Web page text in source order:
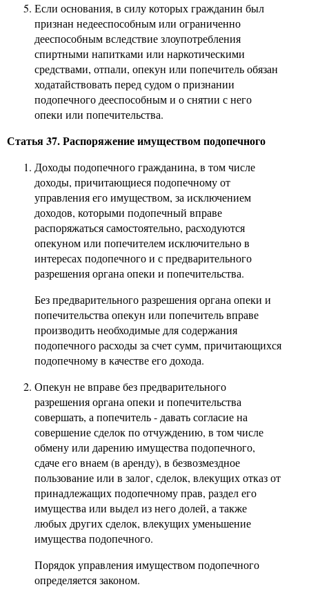
Если основания, в силу которых гражданин был
признан недееспособным или ограниченно
дееспособным вследствие злоупотребления
спиртными напитками или наркотическими
средствами, отпали, опекун или попечитель обязан
ходатайствовать перед судом о признании
подопечного дееспособным и о снятии с него
опеки или попечительства.
Статья 37. Распоряжение имуществом подопечного
Доходы подопечного гражданина, в том числе
доходы, причитающиеся подопечному от
управления его имуществом, за исключением
доходов, которыми подопечный вправе
распоряжаться самостоятельно, расходуются
опекуном или попечителем исключительно в
интересах подопечного и с предварительного
разрешения органа опеки и попечительства.
Без предварительного разрешения органа опеки и
попечительства опекун или попечитель вправе
производить необходимые для содержания
подопечного расходы за счет сумм, причитающихся
подопечному в качестве его дохода.
Опекун не вправе без предварительного
разрешения органа опеки и попечительства
совершать, а попечитель - давать согласие на
совершение сделок по отчуждению, в том числе
обмену или дарению имущества подопечного,
сдаче его внаем (в аренду), в безвозмездное
пользование или в залог, сделок, влекущих отказ от
принадлежащих подопечному прав, раздел его
имущества или выдел из него долей, а также
любых других сделок, влекущих уменьшение
имущества подопечного.
Порядок управления имуществом подопечного
определяется законом.